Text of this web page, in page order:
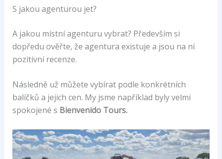
S jakou agenturou jet?
A jakou místní agenturu vybrat? Především si
dopředu ověřte, že agentura existuje a jsou na ní
pozitivní recenze.
Následně už můžete vybírat podle konkrétních
balíčků a jejich cen. My jsme například byly velmi
spokojené s Bienvenido Tours.